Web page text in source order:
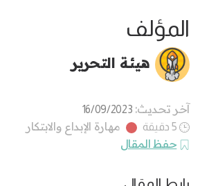
المؤلف
هيئة التحرير
آخر تحديث: 16/09/2023
5 دقيقة
مهارة الإبداع والابتكار
حفظ المقال